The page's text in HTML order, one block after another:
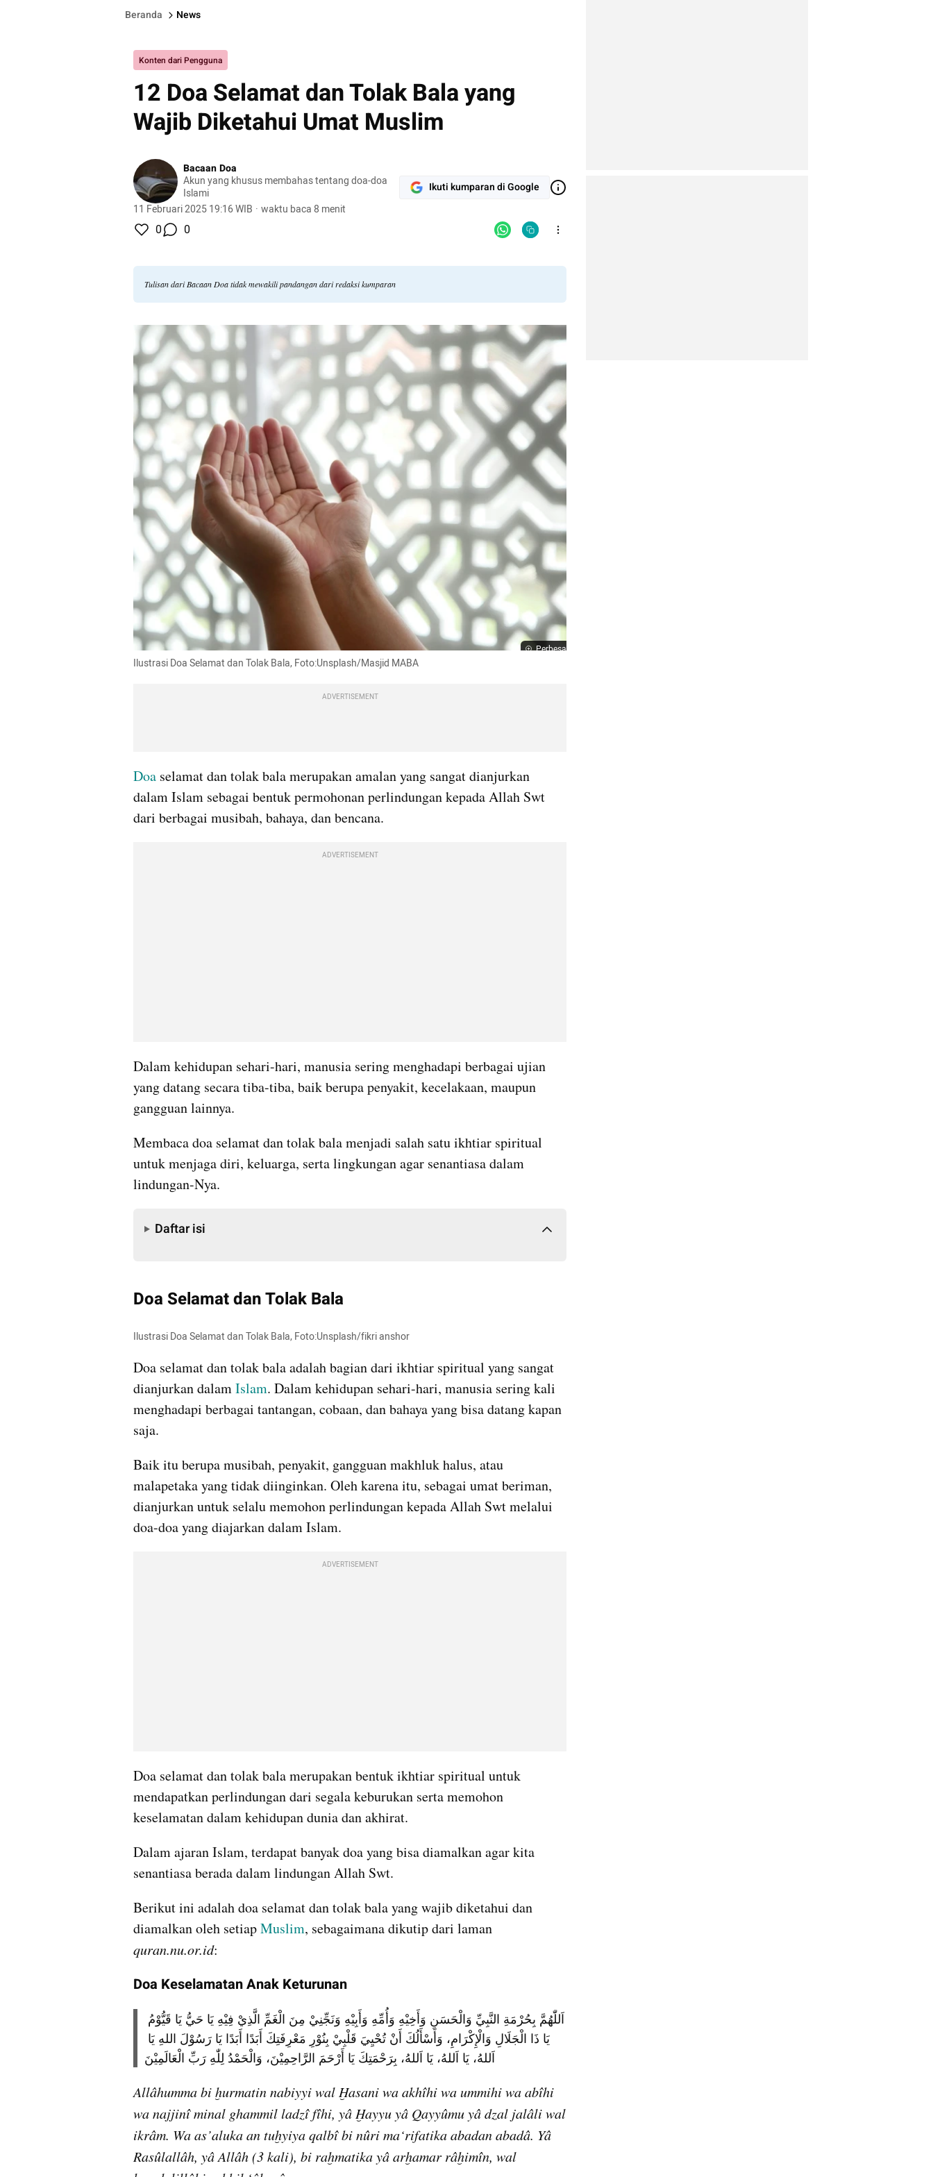
Beranda News
Konten dari Pengguna
12 Doa Selamat dan Tolak Bala yang
Wajib Diketahui Umat Muslim
Bacaan Doa
Akun yang khusus membahas tentang doa-doa
Islami
11 Februari 2025 19:16 WIB · waktu baca 8 menit
Ikuti kumparan di Google
0 0
Tulisan dari Bacaan Doa tidak mewakili pandangan dari redaksi kumparan
Perbesar
Ilustrasi Doa Selamat dan Tolak Bala, Foto:Unsplash/Masjid MABA
ADVERTISEMENT
Doa selamat dan tolak bala merupakan amalan yang sangat dianjurkan
dalam Islam sebagai bentuk permohonan perlindungan kepada Allah Swt
dari berbagai musibah, bahaya, dan bencana.
ADVERTISEMENT
Dalam kehidupan sehari-hari, manusia sering menghadapi berbagai ujian
yang datang secara tiba-tiba, baik berupa penyakit, kecelakaan, maupun
gangguan lainnya.
Membaca doa selamat dan tolak bala menjadi salah satu ikhtiar spiritual
untuk menjaga diri, keluarga, serta lingkungan agar senantiasa dalam
lindungan-Nya.
Daftar isi
Doa Selamat dan Tolak Bala
Ilustrasi Doa Selamat dan Tolak Bala, Foto:Unsplash/fikri anshor
Doa selamat dan tolak bala adalah bagian dari ikhtiar spiritual yang sangat
dianjurkan dalam Islam. Dalam kehidupan sehari-hari, manusia sering kali
menghadapi berbagai tantangan, cobaan, dan bahaya yang bisa datang kapan
saja.
Baik itu berupa musibah, penyakit, gangguan makhluk halus, atau
malapetaka yang tidak diinginkan. Oleh karena itu, sebagai umat beriman,
dianjurkan untuk selalu memohon perlindungan kepada Allah Swt melalui
doa-doa yang diajarkan dalam Islam.
ADVERTISEMENT
Doa selamat dan tolak bala merupakan bentuk ikhtiar spiritual untuk
mendapatkan perlindungan dari segala keburukan serta memohon
keselamatan dalam kehidupan dunia dan akhirat.
Dalam ajaran Islam, terdapat banyak doa yang bisa diamalkan agar kita
senantiasa berada dalam lindungan Allah Swt.
Berikut ini adalah doa selamat dan tolak bala yang wajib diketahui dan
diamalkan oleh setiap Muslim
quran.nu.or.id:
Doa Keselamatan Anak Keturunan
اَللهُ، يَا اَللهُ، يَا اَللهُ، بِرَحْمَتِكَ يَا أَرْحَمَ الرَّاحِمِيْنَ، وَالْحَمْدُ لِلّٰهِ رَبِّ الْعَالَمِيْنَ
Allâhumma bi ḫurmatin nabiyyi wal Ḫasani wa akhîhi wa ummihi wa abîhi
wa najjinî minal ghammil ladzî fîhi, yâ Ḫayyu yâ Qayyûmu yâ dzal jalâli wal
ikrâm. Wa as’aluka an tuḫyiya qalbî bi nûri ma‘rifatika abadan abadâ. Yâ
Rasûlallâh, yâ Allâh (3 kali), bi raḫmatika yâ arḫamar râḫimîn, wal